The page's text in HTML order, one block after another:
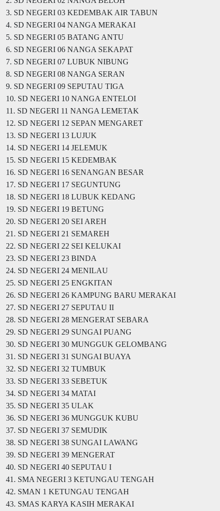
3. SD NEGERI 03 KEDEMBAK AIR TABUN
4. SD NEGERI 04 NANGA MERAKAI
5. SD NEGERI 05 BATANG ANTU
6. SD NEGERI 06 NANGA SEKAPAT
7. SD NEGERI 07 LUBUK NIBUNG
8. SD NEGERI 08 NANGA SERAN
9. SD NEGERI 09 SEPUTAU TIGA
10. SD NEGERI 10 NANGA ENTELOI
11. SD NEGERI 11 NANGA LEMETAK
12. SD NEGERI 12 SEPAN MENGARET
13. SD NEGERI 13 LUJUK
14. SD NEGERI 14 JELEMUK
15. SD NEGERI 15 KEDEMBAK
16. SD NEGERI 16 SENANGAN BESAR
17. SD NEGERI 17 SEGUNTUNG
18. SD NEGERI 18 LUBUK KEDANG
19. SD NEGERI 19 BETUNG
20. SD NEGERI 20 SEI AREH
21. SD NEGERI 21 SEMAREH
22. SD NEGERI 22 SEI KELUKAI
23. SD NEGERI 23 BINDA
24. SD NEGERI 24 MENILAU
25. SD NEGERI 25 ENGKITAN
26. SD NEGERI 26 KAMPUNG BARU MERAKAI
27. SD NEGERI 27 SEPUTAU II
28. SD NEGERI 28 MENGERAT SEBARA
29. SD NEGERI 29 SUNGAI PUANG
30. SD NEGERI 30 MUNGGUK GELOMBANG
31. SD NEGERI 31 SUNGAI BUAYA
32. SD NEGERI 32 TUMBUK
33. SD NEGERI 33 SEBETUK
34. SD NEGERI 34 MATAI
35. SD NEGERI 35 ULAK
36. SD NEGERI 36 MUNGGUK KUBU
37. SD NEGERI 37 SEMUDIK
38. SD NEGERI 38 SUNGAI LAWANG
39. SD NEGERI 39 MENGERAT
40. SD NEGERI 40 SEPUTAU I
41. SMA NEGERI 3 KETUNGAU TENGAH
42. SMAN 1 KETUNGAU TENGAH
43. SMAS KARYA KASIH MERAKAI